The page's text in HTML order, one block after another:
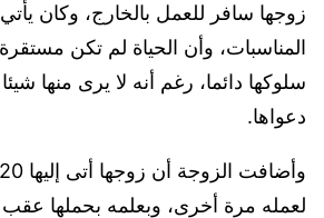
زوجها سافر للعمل بالخارج، وكان
المناسبات، وأن الحياة لم تكن
سلوكها دائما، رغم أنه لا يرى منها
دعواها.
لعمله مرة أخرى، وبعلمه بحملها